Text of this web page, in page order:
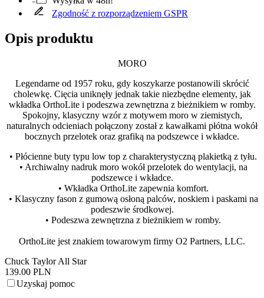
Zgodność z rozporządzeniem GSPR
Opis produktu
MORO
Legendarne od 1957 roku, gdy koszykarze postanowili skrócić
cholewkę. Cięcia uniknęły jednak takie niezbędne elementy, jak
wkładka OrthoLite i podeszwa zewnętrzna z bieżnikiem w romby.
Spokojny, klasyczny wzór z motywem moro w ziemistych,
naturalnych odcieniach połączony został z kawałkami płótna wokół
bocznych przelotek oraz grafiką na podszewce i wkładce.
• Płócienne buty typu low top z charakterystyczną plakietką z tyłu.
• Archiwalny nadruk moro wokół przelotek do wentylacji, na
podszewce i wkładce.
• Wkładka OrthoLite zapewnia komfort.
• Klasyczny fason z gumową osłoną palców, noskiem i paskami na
podeszwie środkowej.
• Podeszwa zewnętrzna z bieżnikiem w romby.
OrthoLite jest znakiem towarowym firmy O2 Partners, LLC.
Chuck Taylor All Star
139.00 PLN
Uzyskaj pomoc